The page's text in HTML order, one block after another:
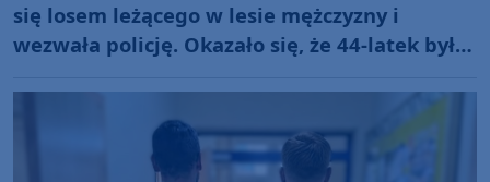
się losem leżącego w lesie mężczyzny i
wezwała policję. Okazało się, że 44-latek był